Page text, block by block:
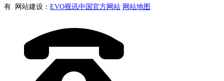
有 网站建设： EVO视讯中国官方网站 网站地图